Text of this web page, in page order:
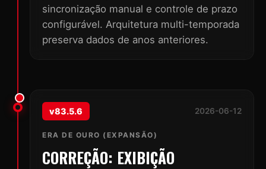
sincronização manual e controle de prazo
configurável. Arquitetura multi-temporada
preserva dados de anos anteriores.
v83.5.6 2026-06-12
ERA DE OURO (EXPANSÃO)
CORREÇÃO: EXIBIÇÃO